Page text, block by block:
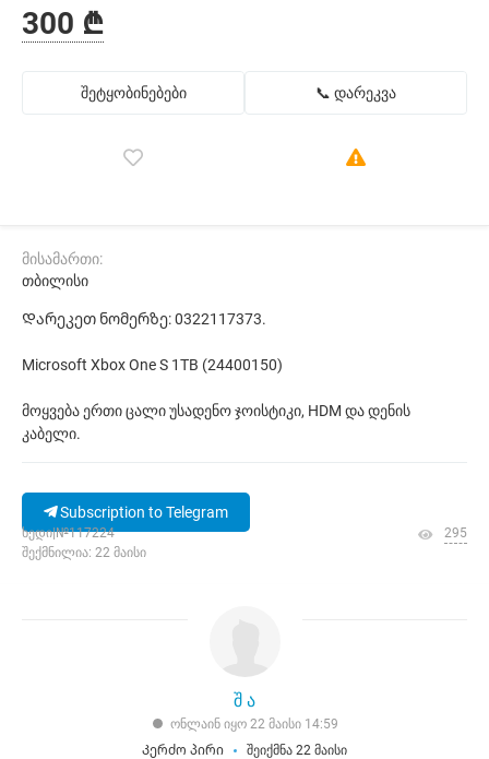
300 ₾
შეტყობინებები 📞 დარეკვა
მისამართი:
თბილისი
Დარეკეთ ნომერზე: 0322117373.
Microsoft Xbox One S 1TB (24400150)
მოყვება ერთი ცალი უსადენო ჯოისტიკი, HDM და დენის
კაბელი.
Subscription to Telegram
ხედი|№117224
შექმნილია: 22 მაისი
295
შ ა
ონლაინ იყო 22 მაისი 14:59
Კერძო პირი
შეიქმნა 22 მაისი